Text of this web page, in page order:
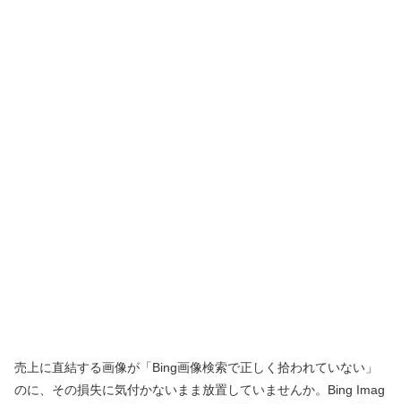
売上に直結する画像が「Bing画像検索で正しく拾われていない」
のに、その損失に気付かないまま放置していませんか。Bing Imag